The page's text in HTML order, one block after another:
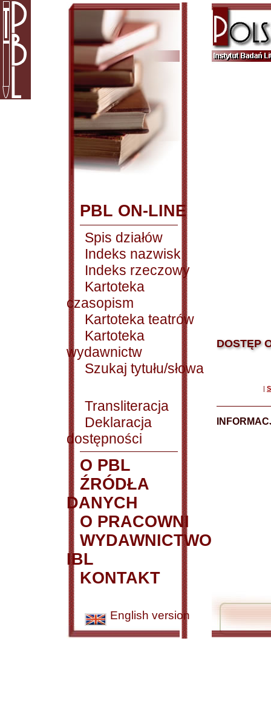
PBL ON-LINE
Spis działów
Indeks nazwisk
Indeks rzeczowy
Kartoteka
czasopism
Kartoteka teatrów
Kartoteka
wydawnictw
Szukaj tytułu/słowa
Transliteracja
Deklaracja
dostępności
O PBL
ŹRÓDŁA
DANYCH
O PRACOWNI
WYDAWNICTWO
IBL
KONTAKT
English version
DOSTĘP
|